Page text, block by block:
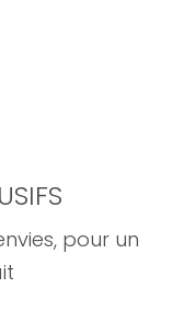
pour un